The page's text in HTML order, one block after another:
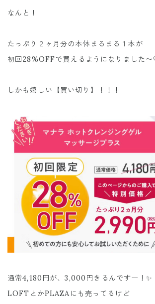
なんと！
たっぷり２ヶ月分の本体まるまる１本が
初回28%OFFで買えるようになりました〜
しかも嬉しい【買い切り】！！！
通常4,180円が、3,000円きるんですー！✨
LOFTとかPLAZAにも売ってるけど